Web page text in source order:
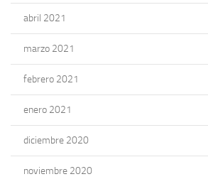
abril 2021
marzo 2021
febrero 2021
enero 2021
diciembre 2020
noviembre 2020